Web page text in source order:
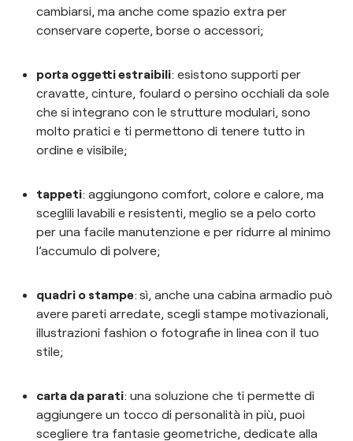
cambiarsi, ma anche come spazio extra per
conservare coperte, borse o accessori;
porta oggetti estraibili: esistono supporti per
cravatte, cinture, foulard o persino occhiali da sole
che si integrano con le strutture modulari, sono
molto pratici e ti permettono di tenere tutto in
ordine e visibile;
tappeti: aggiungono comfort, colore e calore, ma
sceglili lavabili e resistenti, meglio se a pelo corto
per una facile manutenzione e per ridurre al minimo
l’accumulo di polvere;
quadri o stampe: sì, anche una cabina armadio può
avere pareti arredate, scegli stampe motivazionali,
illustrazioni fashion o fotografie in linea con il tuo
stile;
carta da parati: una soluzione che ti permette di
aggiungere un tocco di personalità in più, puoi
scegliere tra fantasie geometriche, dedicate alla